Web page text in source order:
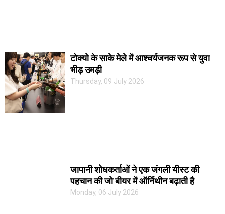
टोक्यो के साके मेले में आश्चर्यजनक रूप से युवा
भीड़ उमड़ी
Thursday, 09 July 2026
जापानी शोधकर्ताओं ने एक जंगली यीस्ट की
पहचान की जो बीयर में ऑर्निथीन बढ़ाती है
Monday, 06 July 2026